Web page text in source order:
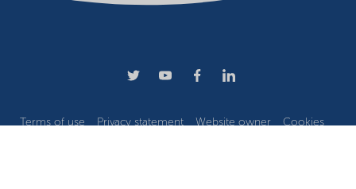
Terms of use Privacy statement Website owner Cookies